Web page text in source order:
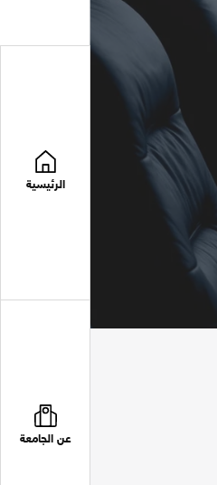
الرئيسية
عن الجامعة